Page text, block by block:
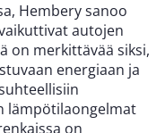
Hembery sanoo
autojen
on merkittävää siksi,
energiaan ja
lämpötilaongelmat
on